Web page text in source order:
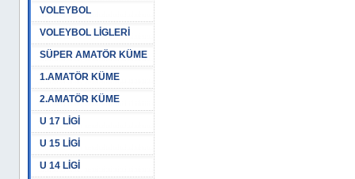
VOLEYBOL
VOLEYBOL LİGLERİ
SÜPER AMATÖR KÜME
1.AMATÖR KÜME
2.AMATÖR KÜME
U 17 LİGİ
U 15 LİGİ
U 14 LİGİ